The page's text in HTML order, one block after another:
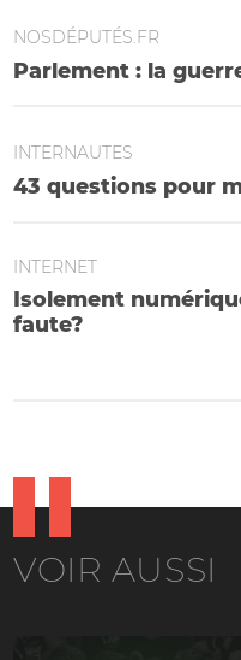
NOSDÉPUTÉS.FR
Parlement : la
INTERNAUTES
43 questions pour
INTERNET
Isolement
faute?
VOIR AUSSI